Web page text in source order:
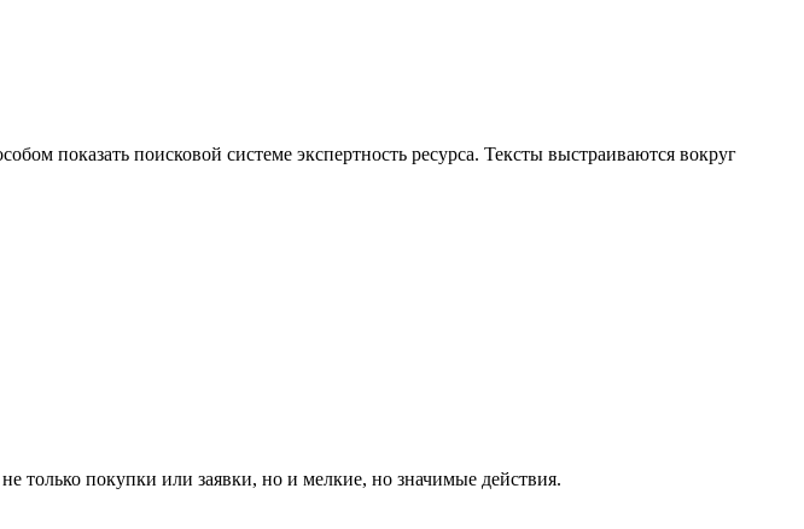
показать поисковой системе экспертность ресурса. Тексты выстраиваются вокруг
только покупки или заявки, но и мелкие, но значимые действия.